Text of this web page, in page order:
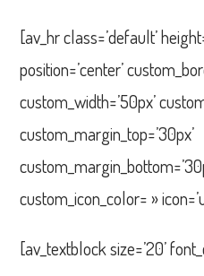
[av_hr class=’default’
position=’center’
custom_width=’50px’
custom_margin_top=’30px’
custom_icon_color= »
[av_textblock size=’20’